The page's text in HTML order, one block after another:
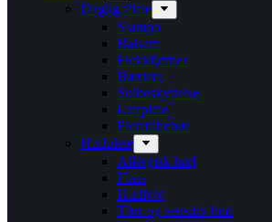
Daglig Pleie
Sjampo
Balsam
Flekkfjerner
Barriere
Solbeskyttelse
Lærpleie
Pleietilbehør
Hudpleie
Allergisk hud
Flass
Hudfold
Tørr og sensitiv hud